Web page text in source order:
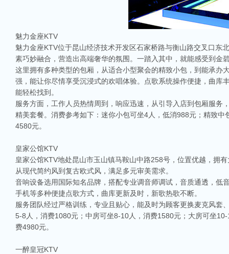
魅力金座KTV
魅力金座KTV位于昆山经济技术开发区石家桥路与衡山路交叉口
素巧妙融合，营造出高端奢华的氛围。一踏入其中，就能感受到金
这里拥有多种类型的包厢，从适合小型聚会的精致小包，到能承
强，能让你尽情享受沉浸式的欢唱体验。点歌系统操作便捷，曲
能轻松找到。
服务方面，工作人员热情周到，响应迅速，从引导入店到包厢服
精美套餐。消费参考如下：迷你小包可坐4人，低消988元；精致
4580元。
皇家公馆KTV
皇家公馆KTV地处昆山市玉山镇马鞍山中路258号，位置优越，拥
从现代简约风到复古欧式风，满足多元审美需求。
音响设备选用国际知名品牌，搭配专业调音师调试，音质通透，
手机等多种便捷点歌方式，曲库更新及时，新歌热歌不断。
服务团队经过严格训练，专业且贴心，能及时为顾客更换麦克风
5-8人，消费1080元；中房可坐8-10人，消费1580元；大房可坐
费4980元。
一醉皇冠KTV